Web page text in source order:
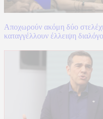
Αποχωρούν ακόμη δύο
καταγγέλλουν έλλειψη